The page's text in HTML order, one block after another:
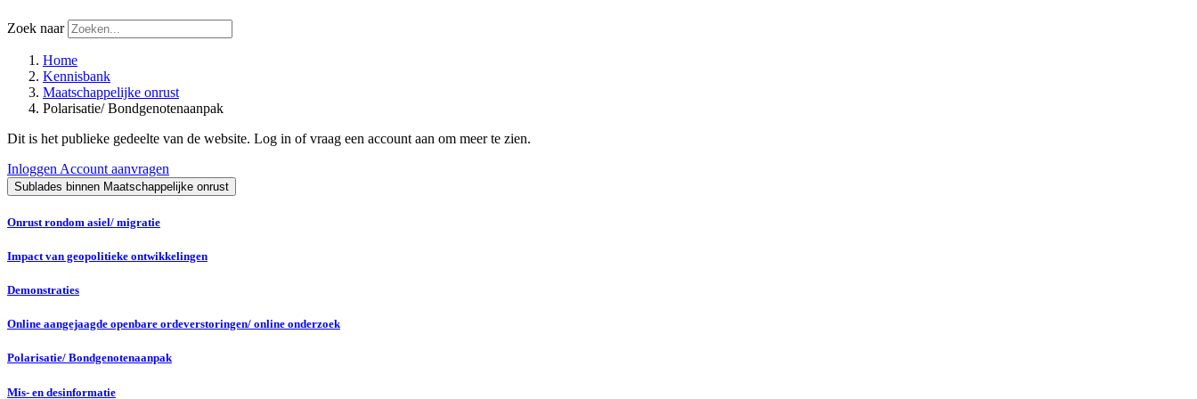
Zoek naar
Home
Kennisbank
Maatschappelijke onrust
Polarisatie/ Bondgenotenaanpak
Dit is het publieke gedeelte van de website. Log in of vraag een account aan om meer te zien.
Inloggen Account aanvragen
Sublades binnen Maatschappelijke onrust
Onrust rondom asiel/ migratie
Impact van geopolitieke ontwikkelingen
Demonstraties
Online aangejaagde openbare ordeverstoringen/ online onderzoek
Polarisatie/ Bondgenotenaanpak
Mis- en desinformatie